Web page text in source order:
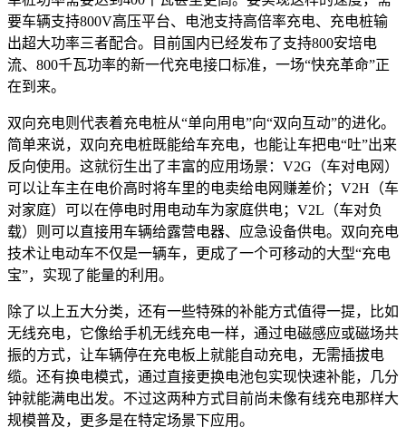
要车辆支持800V高压平台、电池支持高倍率充电、充电桩输
出超大功率三者配合。目前国内已经发布了支持800安培电
流、800千瓦功率的新一代充电接口标准，一场“快充革命”正
在到来。
双向充电则代表着充电桩从“单向用电”向“双向互动”的进化。
简单来说，双向充电桩既能给车充电，也能让车把电“吐”出来
反向使用。这就衍生出了丰富的应用场景：V2G（车对电网）
可以让车主在电价高时将车里的电卖给电网赚差价；V2H（车
对家庭）可以在停电时用电动车为家庭供电；V2L（车对负
载）则可以直接用车辆给露营电器、应急设备供电。双向充电
技术让电动车不仅是一辆车，更成了一个可移动的大型“充电
宝”，实现了能量的利用。
除了以上五大分类，还有一些特殊的补能方式值得一提，比如
无线充电，它像给手机无线充电一样，通过电磁感应或磁场共
振的方式，让车辆停在充电板上就能自动充电，无需插拔电
缆。还有换电模式，通过直接更换电池包实现快速补能，几分
钟就能满电出发。不过这两种方式目前尚未像有线充电那样大
规模普及，更多是在特定场景下应用。